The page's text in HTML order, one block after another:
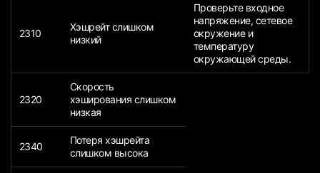
2310
Хэшрейт слишком
низкий
Проверьте входное
напряжение, сетевое
окружение и
температуру
окружающей среды.
2320
Скорость
хэширования слишком
низкая
2340
Потеря хэшрейта
слишком высока